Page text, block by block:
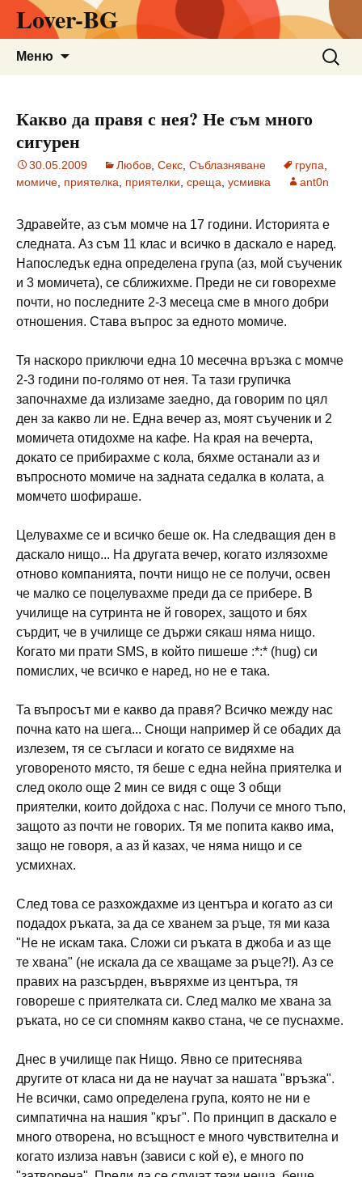
Lover-BG
Меню
за:
Какво да правя с нея? Не съм много
сигурен
30.05.2009 Любов Секс Съблазняване група
момиче приятелка приятелки среща усмивка ant0n
Здравейте, аз съм момче на 17 години. Историята е
следната. Аз съм 11 клас и всичко в даскало е наред.
Напоследък една определена група (аз, мой съученик
и 3 момичета), се сближихме. Преди не си говорехме
почти, но последните 2-3 месеца сме в много добри
отношения. Става въпрос за едното момиче.
Тя наскоро приключи една 10 месечна връзка с момче
2-3 години по-голямо от нея. Та тази групичка
започнахме да излизаме заедно, да говорим по цял
ден за какво ли не. Една вечер аз, моят съученик и 2
момичета отидохме на кафе. На края на вечерта,
докато се прибирахме с кола, бяхме останали аз и
въпросното момиче на задната седалка в колата, а
момчето шофираше.
Целувахме се и всичко беше ок. На следващия ден в
даскало нищо... На другата вечер, когато излязохме
отново компанията, почти нищо не се получи, освен
че малко се поцелувахме преди да се прибере. В
училище на сутринта не й говорех, защото и бях
сърдит, че в училище се държи сякаш няма нищо.
Когато ми прати SMS, в който пишеше :*:* (hug) си
помислих, че всичко е наред, но не е така.
Та въпросът ми е какво да правя? Всичко между нас
почна като на шега... Снощи например й се обадих да
излезем, тя се съгласи и когато се видяхме на
уговореното място, тя беше с една нейна приятелка и
след около още 2 мин се видя с още 3 общи
приятелки, които дойдоха с нас. Получи се много тъпо,
защото аз почти не говорих. Тя ме попита какво има,
защо не говоря, а аз й казах, че няма нищо и се
усмихнах.
След това се разхождахме из центъра и когато аз си
подадох ръката, за да се хванем за ръце, тя ми каза
"Не не искам така. Сложи си ръката в джоба и аз ще
те хвана" (не искала да се хващаме за ръце?!). Аз се
правих на разсърден, въвряхме из центъра, тя
говореше с приятелката си. След малко ме хвана за
ръката, но се си спомням какво стана, че се пуснахме.
Днес в училище пак Нищо. Явно се притеснява
другите от класа ни да не научат за нашата "връзка".
Не всички, само определена група, която не ни е
симпатична на нашия "кръг". По принцип в даскало е
много отворена, но всъщност е много чувствителна и
когато излиза навън (зависи с кой е), е много по